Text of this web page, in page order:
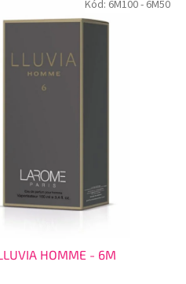
HOMME - 6M
Kód: 6M100- 6M50